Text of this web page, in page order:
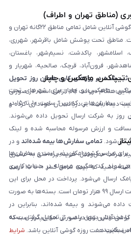
(مناطق تهران و اطراف)
ارسال از طریق پیک موتوری در گوشی آنلاین شامل تمامی مناطق ۲۲گانه تهران و
مناطق تحت پوشش شامل باقرشهر، شهرری،
اسلامشهر، پاکدشت، نسیم‌شهر، باغستان،
فرون‌آباد، قرچک، صالحیه، شهریار و
در روزهای کاری همان روز تحویل
هنگام دریافت کالا الزامی است. در صورتی
باشد، از دریافت آن خودداری کرده و
تیپاکس، ماهکس و چاپار
ماهکس و چاپار برای شهرهای تحت
پوشش این شرکت‌ها فراهم است. سفارش‌هایی که بین ساعت ۱۰ تا ۱۵ در
روز به شرکت ارسال تحویل داده می‌شوند.
و ارزش مرسوله محاسبه شده و لینک
می‌شود. تمامی سفارش‌ها بیمه شده‌اند و در
شرکت حمل‌ونقل، هزینه پرداختی به مشتری
بازگردانده خواهد شد. توجه داشته باشید که بیمه شامل کسر ۱۰ تا ۱۵ درصد
برای سراسر کشور امکان‌پذیر است و سفارش‌ها
می‌شوند. کد رهگیری مرسوله در حساب کاربری
ارسال می‌شود. پرداخت در محل برای این
روش ممکن نیست و هزینه ثابت ارسال ۹۹ هزار تومان است. بسته‌ها به صورت
می‌شوند و بیمه شده‌اند، بنابراین در
مخدوش بودن پلمپ، از تحویل گرفتن بسته
بگیرید.
آنلاین تنها در صورتی امکان‌پذیر است که
ضمانت هفت روزه گوشی آنلاین باشد. شرایط